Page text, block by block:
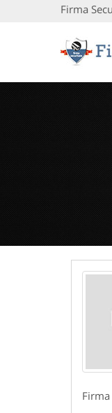
Firma